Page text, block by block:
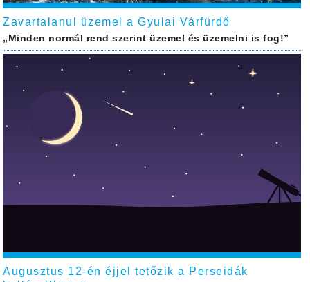
Zavartalanul üzemel a Gyulai Várfürdő
„Minden normál rend szerint üzemel és üzemelni is fog!”
Augusztus 12-én éjjel tetőzik a Perseidák